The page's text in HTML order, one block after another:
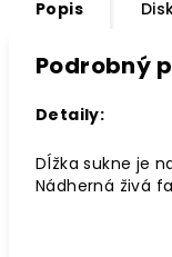
Popis
Podrobný
Detaily:
Dĺžka sukne je
Nádherná živá